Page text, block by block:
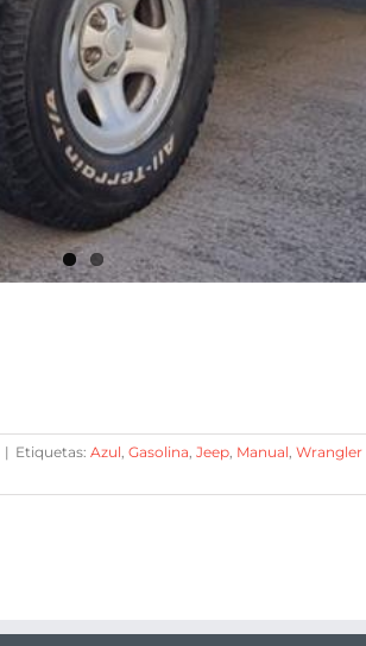
| Etiquetas: Azul, Gasolina, Jeep, Manual, Wrangler